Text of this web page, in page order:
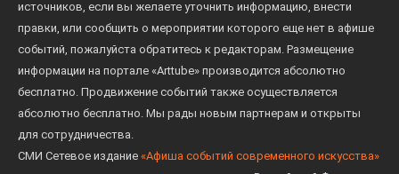
источников, если вы желаете уточнить информацию, внести
правки, или сообщить о мероприятии которого еще нет в афише
событий, пожалуйста обратитесь к редакторам. Размещение
информации на портале «Arttube» производится абсолютно
бесплатно. Продвижение событий также осуществляется
абсолютно бесплатно. Мы рады новым партнерам и открыты
для сотрудничества.
СМИ Сетевое издание «Афиша событий современного искусства»